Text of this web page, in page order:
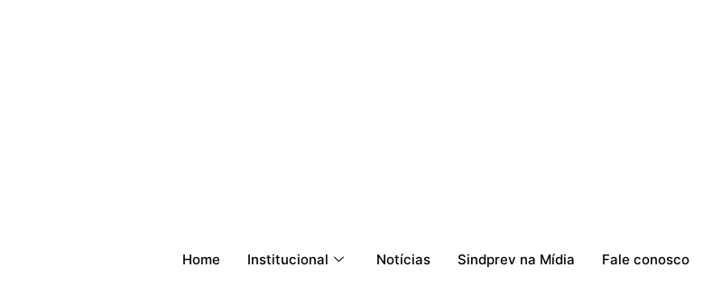
Home Institucional Notícias Sindprev na Mídia Fale conosco